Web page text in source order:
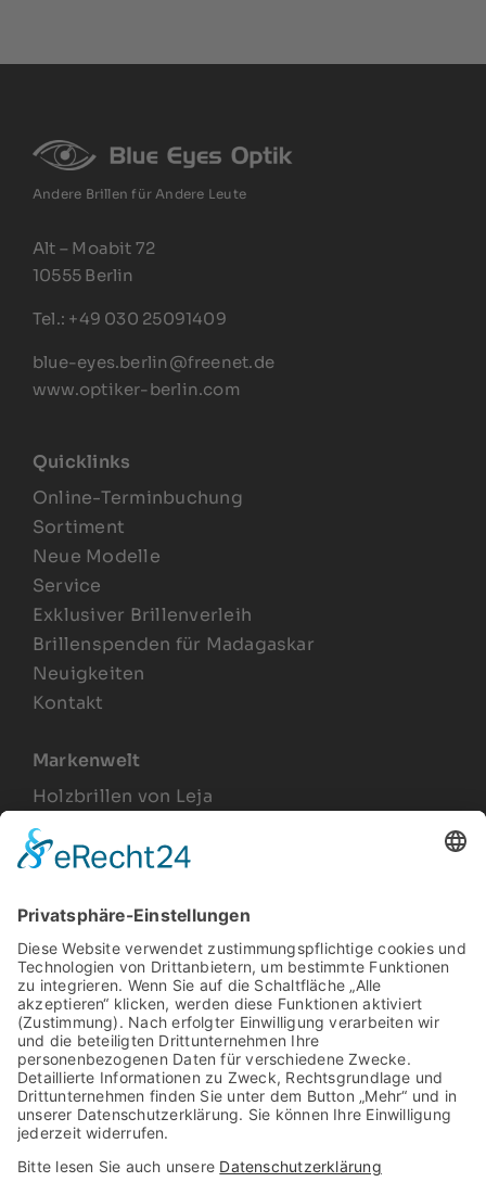
Andere Brillen für Andere Leute
Alt – Moabit 72
10555 Berlin
Tel.: +49 030 25091409
blue-eyes.berlin@freenet.de
www.optiker-berlin.com
Quicklinks
Online-Terminbuchung
Sortiment
Neue Modelle
Service
Exklusiver Brillenverleih
Brillenspenden für Madagaskar
Neuigkeiten
Kontakt
Markenwelt
Holzbrillen von Leja
Joel Lesca
Arbeitsplatzbrillen
Relax Gläser
Gleitsichtbrillen
Sonnenbrillen
Vintage Brillengestelle
Rechtliches
Impressum
Datenschutz